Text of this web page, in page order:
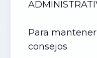
Para
consejos